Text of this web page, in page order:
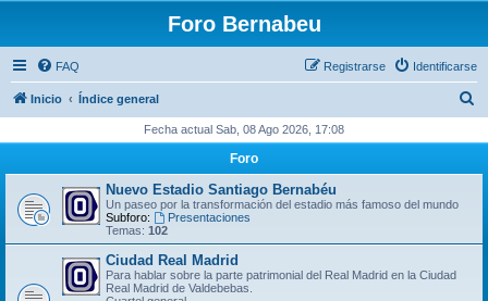
Foro Bernabeu
FAQ Identificarse
Registrarse
Inicio Índice general
c
Fecha actual Sab, 08 Ago 2026, 17:08
Foro
Nuevo Estadio Santiago Bernabéu
Un paseo por la transformación del estadio más famoso del mundo
Subforo:
Presentaciones
Temas: 102
Ciudad Real Madrid
Para hablar sobre la parte patrimonial del Real Madrid en la Ciudad
Real Madrid de Valdebebas.